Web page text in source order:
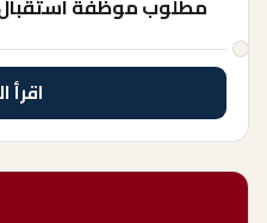
مطلوب موظفة
اقرأ